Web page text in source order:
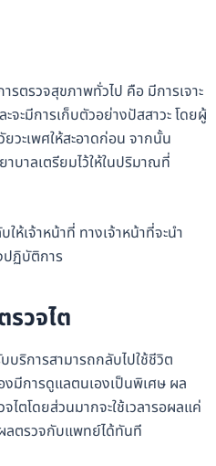
รตรวจสุขภาพทั่วไป คือ มีการเจาะ
จะมีการเก็บตัวอย่างปัสสาวะ โดยผู้
วะเพศให้สะอาดก่อน จากนั้น
าบาลเตรียมไว้ให้ในปริมาณที่
ห้เจ้าหน้าที่ ทางเจ้าหน้าที่จะนำ
ปฏิบัติการ
วจไต
บริการสามารถกลับไปใช้ชีวิต
งมีการดูแลตนเองเป็นพิเศษ ผล
ไตโดยส่วนมากจะใช้เวลารอผลแค่
ลตรวจกับแพทย์ได้ทันที